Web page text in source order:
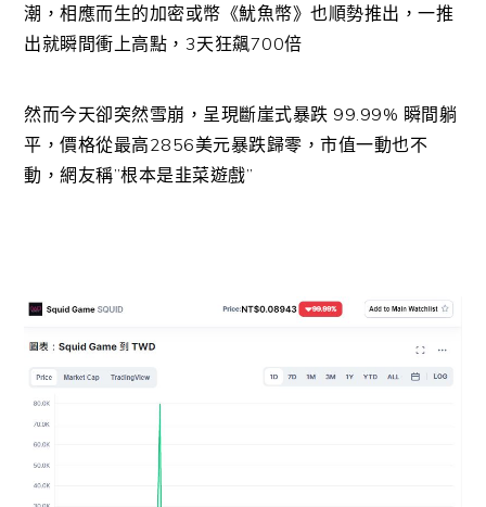
潮，相應而生的加密或幣《魷魚幣》也順勢推出，一推
出就瞬間衝上高點，3天狂飆700倍
然而今天卻突然雪崩，呈現斷崖式暴跌 99.99% 瞬間躺
平，價格從最高2856美元暴跌歸零，市值一動也不
動，網友稱”根本是韭菜遊戲”